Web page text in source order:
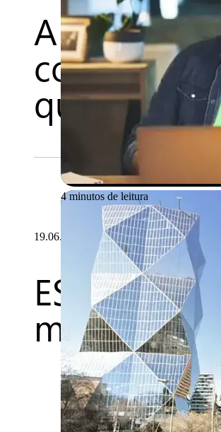
A
qualidade
4 minutos de leitura
19.06.2026
ESIGN:
mundo em